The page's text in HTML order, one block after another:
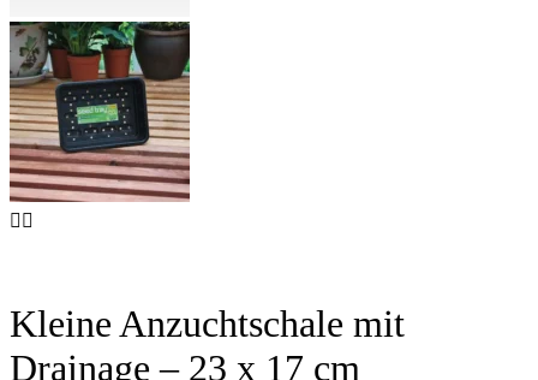
Kleine Anzuchtschale mit
Drainage – 23 x 17 cm